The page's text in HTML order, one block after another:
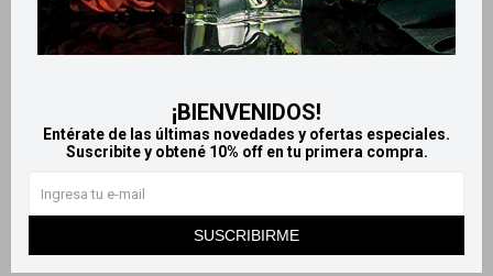
¡BIENVENIDOS!
Entérate de las últimas novedades y ofertas especiales.
Suscribite y obtené 10% off en tu primera compra.
SUSCRIBIRME
LlegaHOY
HOY
Máscara de pestañas
LlegaHOY
HOY
Máscara de pestañas Curvas